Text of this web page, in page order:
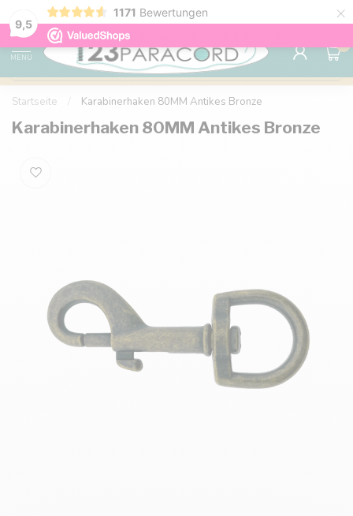
9,5
1171 Bewertungen ×
Kostenlose Lieferung nach Hause ab 150 €
MENU
0
Startseite Karabinerhaken 80MM Antikes Bronze
Karabinerhaken 80MM Antikes Bronze